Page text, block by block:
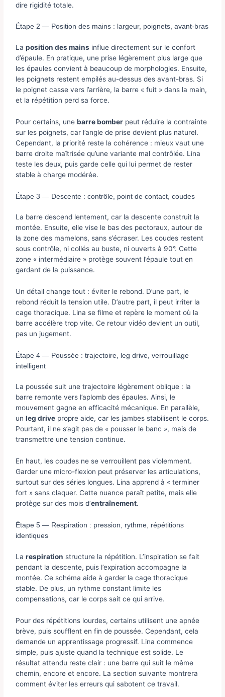
dire rigidité totale.
Étape 2 — Position des mains : largeur, poignets, avant-bras
Laposition des mains influe directement sur le confort
d’épaule. En pratique, une prise légèrement plus large que
les épaules convient à beaucoup de morphologies. Ensuite,
les poignets restent empilés au-dessus des avant-bras. Si
le poignet casse vers l’arrière, la barre « fuit » dans la main,
et la répétition perd sa force.
Pour certains, unebarre bomber peut réduire la contrainte
sur les poignets, car l’angle de prise devient plus naturel.
Cependant, la priorité reste la cohérence : mieux vaut une
barre droite maîtrisée qu’une variante mal contrôlée. Lina
teste les deux, puis garde celle qui lui permet de rester
stable à charge modérée.
Étape 3 — Descente : contrôle, point de contact, coudes
La barre descend lentement, car la descente construit la
montée. Ensuite, elle vise le bas des pectoraux, autour de
la zone des mamelons, sans s’écraser. Les coudes restent
sous contrôle, ni collés au buste, ni ouverts à 90°. Cette
zone « intermédiaire » protège souvent l’épaule tout en
gardant de la puissance.
Un détail change tout : éviter le rebond. D’une part, le
rebond réduit la tension utile. D’autre part, il peut irriter la
cage thoracique. Lina se filme et repère le moment où la
barre accélère trop vite. Ce retour vidéo devient un outil,
pas un jugement.
Étape 4 — Poussée : trajectoire, leg drive, verrouillage
intelligent
La poussée suit une trajectoire légèrement oblique : la
barre remonte vers l’aplomb des épaules. Ainsi, le
mouvement gagne en efficacité mécanique. En parallèle,
unleg drive propre aide, car les jambes stabilisent le corps.
Pourtant, il ne s’agit pas de « pousser le banc », mais de
transmettre une tension continue.
En haut, les coudes ne se verrouillent pas violemment.
Garder une micro-flexion peut préserver les articulations,
surtout sur des séries longues. Lina apprend à « terminer
fort » sans claquer. Cette nuance paraît petite, mais elle
protège sur des mois d’entraînement.
Étape 5 — Respiration : pression, rythme, répétitions
identiques
Larespiration structure la répétition. L’inspiration se fait
pendant la descente, puis l’expiration accompagne la
montée. Ce schéma aide à garder la cage thoracique
stable. De plus, un rythme constant limite les
compensations, car le corps sait ce qui arrive.
Pour des répétitions lourdes, certains utilisent une apnée
brève, puis soufflent en fin de poussée. Cependant, cela
demande un apprentissage progressif. Lina commence
simple, puis ajuste quand la technique est solide. Le
résultat attendu reste clair : une barre qui suit le même
chemin, encore et encore. La section suivante montrera
comment éviter les erreurs qui sabotent ce travail.